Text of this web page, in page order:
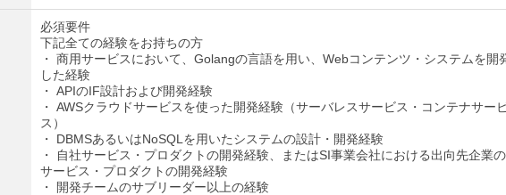
必須要件
下記全ての経験をお持ちの方
・ 商用サービスにおいて、Golangの言語を用い、Webコンテンツ・システムを開
した経験
・ APIのIF設計および開発経験
・ AWSクラウドサービスを使った開発経験（サーバレスサービス・コンテナサー
ス）
・ DBMSあるいはNoSQLを用いたシステムの設計・開発経験
・ 自社サービス・プロダクトの開発経験、またはSI事業会社における出向先企業の
サービス・プロダクトの開発経験
・ 開発チームのサブリーダー以上の経験